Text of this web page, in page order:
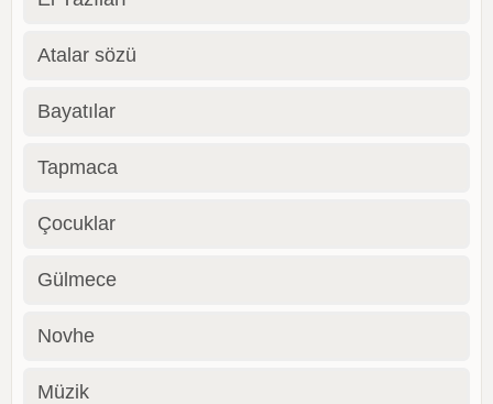
Atalar sözü
Bayatılar
Tapmaca
Çocuklar
Gülmece
Novhe
Müzik